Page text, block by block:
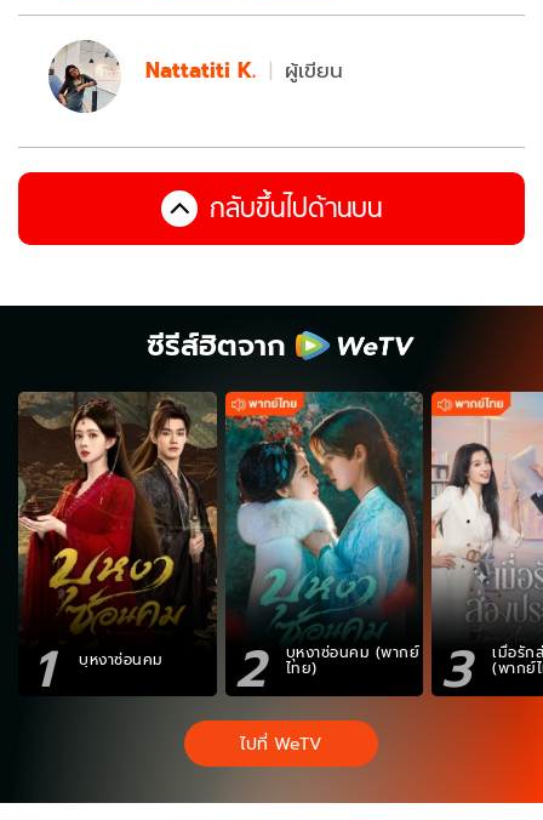
Nattatiti K. ผู้เขียน
กลับขึ้นไปด้านบน
ซีรีส์ฮิตจาก
1 บุหงาซ่อนคม 2 บุหงาซ่อนคม (พากย์
ไทย) 3 เมื่อรัก
(พากย์
ไปที่ WeTV